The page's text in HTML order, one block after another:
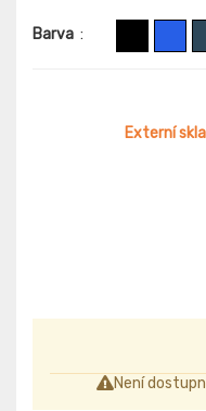
Barva :
Externí
Není